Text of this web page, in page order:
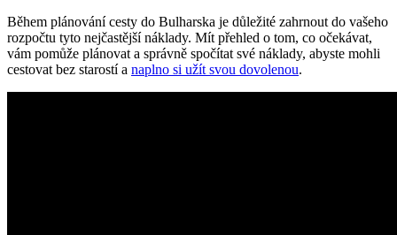
Během plánování cesty do Bulharska je důležité zahrnout do vašeho
rozpočtu tyto nejčastější náklady. Mít přehled o tom, co očekávat,
vám pomůže plánovat a správně spočítat své náklady, abyste mohli
cestovat bez starostí a naplno si užít svou dovolenou.